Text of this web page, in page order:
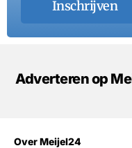
Inschrijven
Adverteren op
Over Meijel24